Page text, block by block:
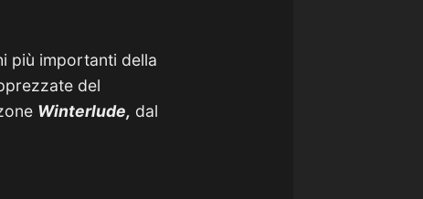
più importanti della
del
Winterlude, dal